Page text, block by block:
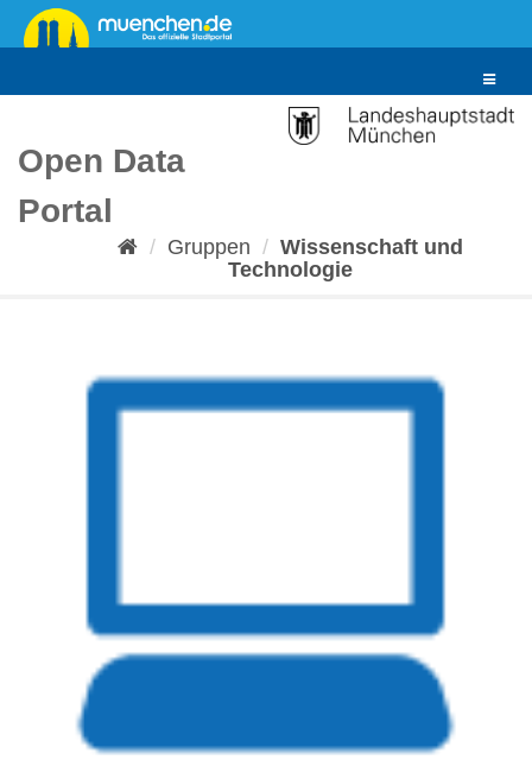
Überspringen
zum
Toggle
Open Data
Portal
Gruppen
Wissenschaft und
Technologie